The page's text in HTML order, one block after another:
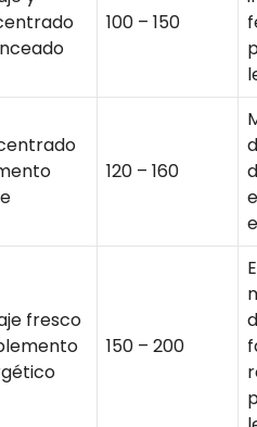
100 – 150
120 – 160
fresco
150 – 200